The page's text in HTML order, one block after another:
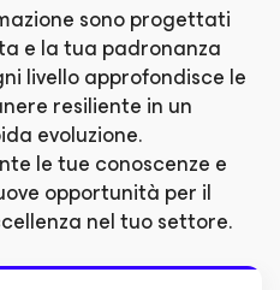
sono progettati
e la tua padronanza
livello approfondisce le
resiliente in un
evoluzione.
le tue conoscenze e
opportunità per il
nel tuo settore.